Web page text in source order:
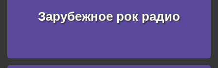
Зарубежное рок радио